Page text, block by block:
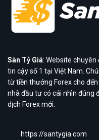
Sàn Tỷ Giá: Website chuyên
tin cậy số 1 tại Việt Nam.
từ tiền thưởng Forex cho
nhà đầu tư có cái nhìn đúng
dịch Forex mới.
https://santygia.com